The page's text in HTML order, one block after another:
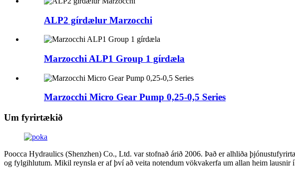
ALP2 gírdælur Marzocchi
Marzocchi ALP1 Group 1 gírdæla
Marzocchi Micro Gear Pump 0,25-0,5 Series
Um fyrirtækið
Poocca Hydraulics (Shenzhen) Co., Ltd. var stofnað árið 2006. Það er alhliða
og fylgihlutum. Mikil reynsla er af því að veita notendum vökvakerfa um allan heim